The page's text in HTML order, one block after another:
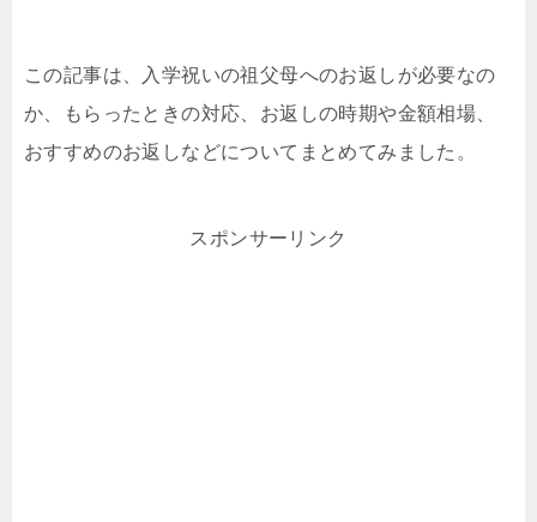
この記事は、入学祝いの祖父母へのお返しが必要なの
か、もらったときの対応、お返しの時期や金額相場、
おすすめのお返しなどについてまとめてみました。
スポンサーリンク